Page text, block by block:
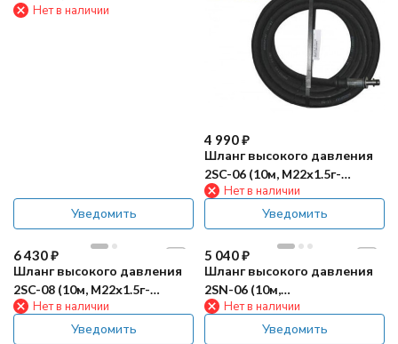
штуцер11) R+M
Нет в наличии
Уведомить
4 990₽
Шланг высокого давления
2SC-06 (10м, М22х1.5г-
штуцер10) R+M
Нет в наличии
Уведомить
6 430₽
Шланг высокого давления
2SC-08 (10м, М22х1.5г-
штуцер11) R+M
Нет в наличии
Уведомить
5 040₽
Шланг высокого давления
2SN-06 (10м,
2хМ22х1.5гEASY!Lock) TOR
Нет в наличии
Уведомить